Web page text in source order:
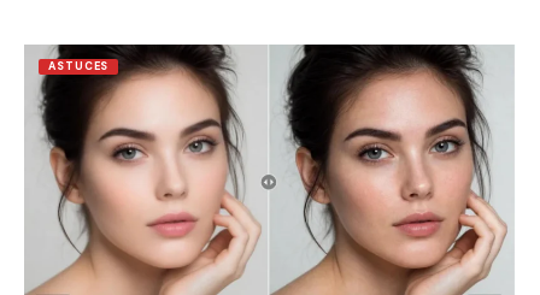
ASTUCES